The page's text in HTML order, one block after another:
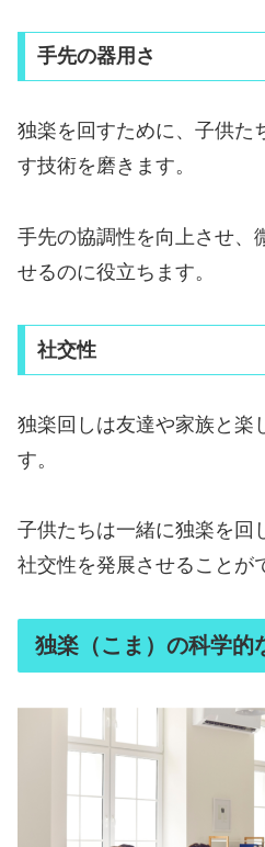
手先の器用さ
独楽を回すために、子供た
す技術を磨きます。
手先の協調性を向上させ、
せるのに役立ちます。
社交性
独楽回しは友達や家族と楽
す。
子供たちは一緒に独楽を回
社交性を発展させることが
独楽（こま）の科学的